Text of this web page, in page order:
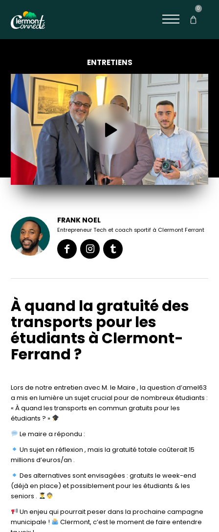
0
ENTRETIENS
FRANK NOEL
Entrepreneur Tech et coach sportif à Clermont Ferrant
À quand la gratuité des
transports pour les
étudiants à Clermont-
Ferrand ?
Lors de notre entretien avec M. le Maire , la question d’amel63
a mis en lumière un sujet crucial pour de nombreux étudiants :
« À quand les transports en commun gratuits pour les
étudiants ? »
Le maire a répondu :
Un sujet en réflexion , mais la gratuité totale coûterait 15
millions d’euros/an .
Des alternatives sont envisagées : gratuits le week-end
(déjà en place) et possiblement pour les étudiants & les
seniors .
Un enjeu qui pourrait peser dans la prochaine campagne
municipale !
Clermont, c’est le moment de faire entendre